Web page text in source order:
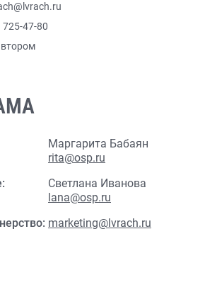
47-80
Маргарита Бабаян
rita@osp.ru
Светлана Иванова
lana@osp.ru
marketing@lvrach.ru